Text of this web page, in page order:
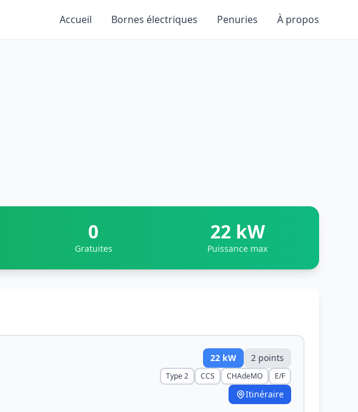
Accueil Bornes électriques Penuries À propos
0
Gratuites
22 kW
Puissance max
22 kW 2 points
Type 2 CCS CHAdeMO E/F
Itinéraire